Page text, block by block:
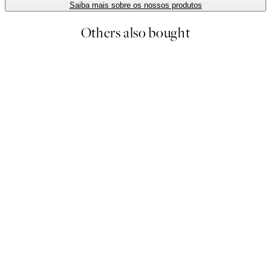
Saiba mais sobre os nossos produtos
Others also bought